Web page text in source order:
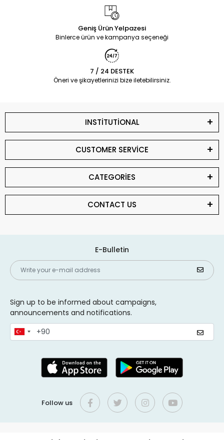
Geniş Ürün Yelpazesi
Binlerce ürün ve kampanya seçeneği
7 / 24 DESTEK
Öneri ve şikayetlerinizi bize iletebilirsiniz.
INSTİTUTİONAL
CUSTOMER SERVİCE
CATEGORİES
CONTACT US
E-Bulletin
Sign up to be informed about campaigns,
announcements and notifications.
Follow us